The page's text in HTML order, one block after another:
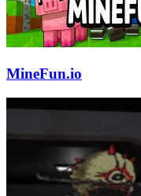
MineFun.io